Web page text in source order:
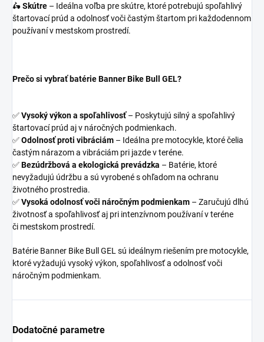
🛵Skútre – Ideálna voľba pre skútre, ktoré potrebujú spoľahlivý
štartovací prúd a odolnosť voči častým štartom pri každodennom
používaní v mestskom prostredí.
Prečo si vybrať batérie Banner Bike Bull GEL?
✅Vysoký výkon a spoľahlivosť– Poskytujú silný a spoľahlivý
štartovací prúd aj v náročných podmienkach.
✅Odolnosť proti vibráciám – Ideálna pre motocykle, ktoré čelia
častým nárazom a vibráciám pri jazde v teréne.
✅Bezúdržbová a ekologická prevádzka – Batérie, ktoré
nevyžadujú údržbu a sú vyrobené s ohľadom na ochranu
životného prostredia.
✅Vysoká odolnosť voči náročným podmienkam – Zaručujú dlhú
životnosť a spoľahlivosť aj pri intenzívnom používaní v teréne
či mestskom prostredí.
Batérie Banner Bike Bull GEL sú ideálnym riešením pre motocykle,
ktoré vyžadujú vysoký výkon, spoľahlivosť a odolnosť voči
náročným podmienkam.
Dodatočné parametre